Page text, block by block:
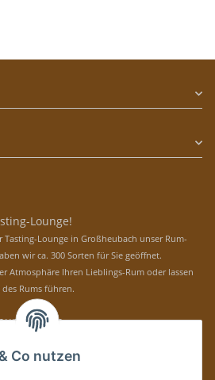
Lounge!
Lounge in Großheubach unser Rum-
wir ca. 300 Sorten für Sie geöffnet.
Atmosphäre Ihren Lieblings-Rum oder lassen
Rums führen.
mit unseren aktuellen Rum-News!
Co nutzen